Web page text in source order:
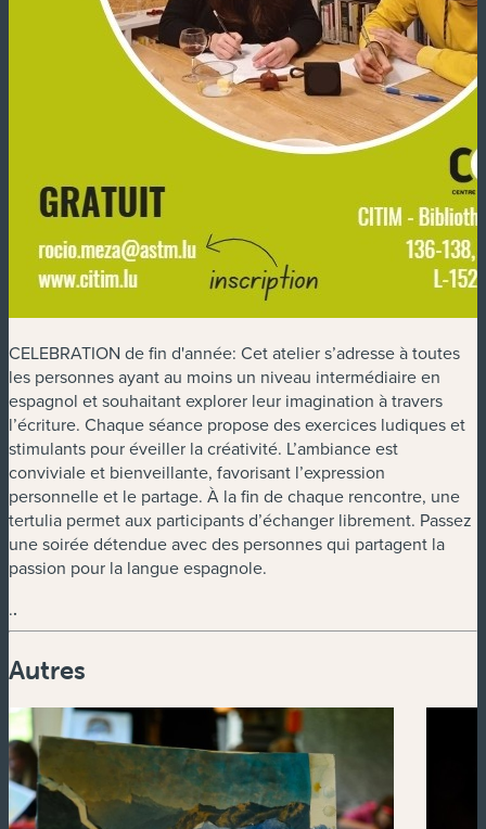
CELEBRATION de fin d'année: Cet atelier s’adresse à toutes
les personnes ayant au moins un niveau intermédiaire en
espagnol et souhaitant explorer leur imagination à travers
l’écriture. Chaque séance propose des exercices ludiques et
stimulants pour éveiller la créativité. L’ambiance est
conviviale et bienveillante, favorisant l’expression
personnelle et le partage. À la fin de chaque rencontre, une
tertulia permet aux participants d’échanger librement. Passez
une soirée détendue avec des personnes qui partagent la
passion pour la langue espagnole.
..
Autres